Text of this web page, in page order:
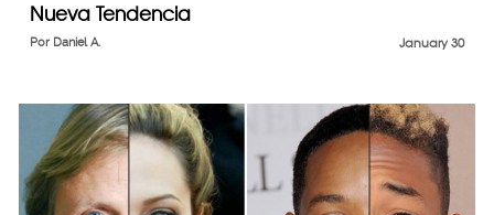
Nueva Tendencia
January 30
Por Daniel A.